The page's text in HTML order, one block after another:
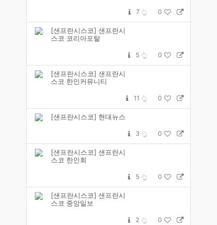
7 0
[샌프란시스코] 샌프란시
스코 코리아포탈
5 0
[샌프란시스코] 샌프란시
스코 한인커뮤니티
11 0
[샌프란시스코] 현대뉴스
3 0
[샌프란시스코] 샌프란시
스코 한인회
5 0
[샌프란시스코] 샌프란시
스코 중앙일보
2 0